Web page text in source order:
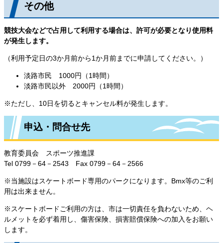
その他
競技大会などで占用して利用する場合は、許可が必要となり使用料
が発生します。
（利用予定日の3か月前から1か月前までに申請してください。）
淡路市民 1000円（1時間）
淡路市民以外 2000円（1時間）
※ただし、10日を切るとキャンセル料が発生します。
申込・問合せ先
教育委員会 スポーツ推進課
Tel 0799－64－2543 Fax 0799－64－2566
※当施設はスケートボード専用のパークになります。Bmx等のご利
用は出来ません。
※スケートボードご利用の方は、市は一切責任を負わないため、ヘ
ルメットを必ず着用し、傷害保険、損害賠償保険への加入をお願い
します。